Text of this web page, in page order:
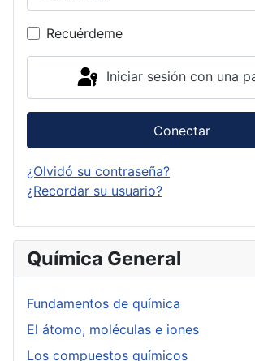
Recuérdeme
Iniciar sesión con una
Conectar
¿Olvidó su contraseña?
¿Recordar su usuario?
Química General
Fundamentos de química
El átomo, moléculas e iones
Los compuestos químicos